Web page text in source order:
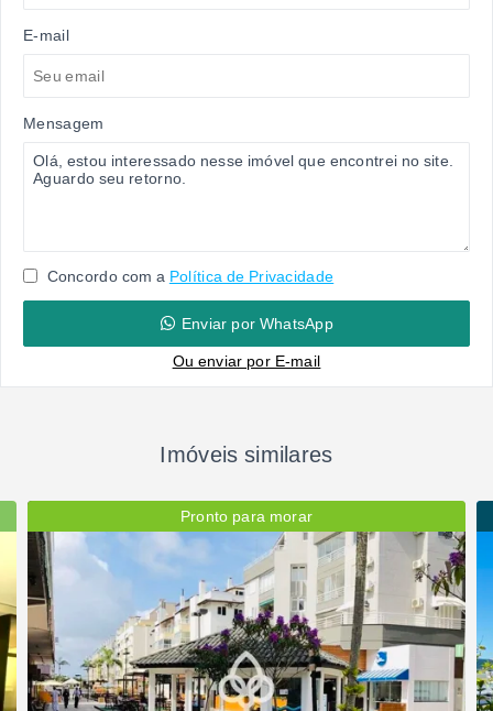
E-mail
Mensagem
Concordo com a Política de Privacidade
Enviar por WhatsApp
Ou enviar por E-mail
Imóveis similares
Pronto para morar